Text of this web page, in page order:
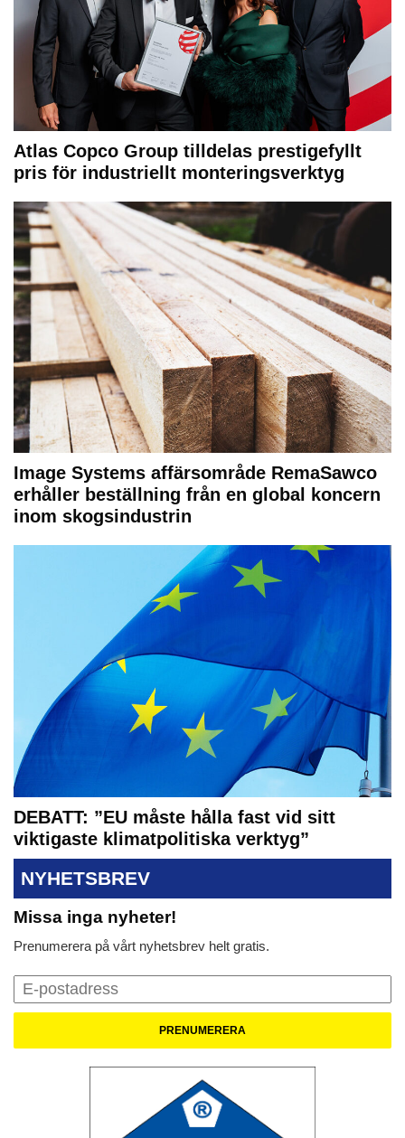
Atlas Copco Group tilldelas prestigefyllt
pris för industriellt monteringsverktyg
Image Systems affärsområde RemaSawco
erhåller beställning från en global koncern
inom skogsindustrin
DEBATT: ”EU måste hålla fast vid sitt
viktigaste klimatpolitiska verktyg”
NYHETSBREV
Missa inga nyheter!
Prenumerera på vårt nyhetsbrev helt gratis.